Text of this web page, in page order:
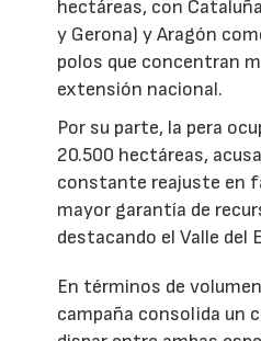
hectáreas, con
y Gerona) y Aragón
polos que concentran
extensión nacional.
Por su parte, la pera
20.500 hectáreas,
constante reajuste en
mayor garantía de
destacando el Valle del
En términos de
campaña consolida un